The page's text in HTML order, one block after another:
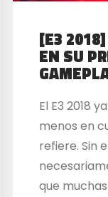
[E3 2018]
EN SU
El E3 2018
menos en
refiere. Sin
que